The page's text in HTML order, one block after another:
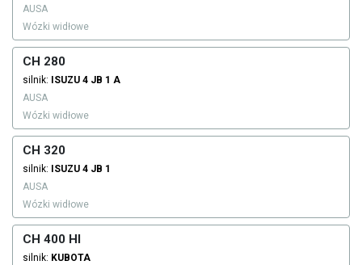
AUSA
Wózki widłowe
CH 280
silnik: ISUZU 4 JB 1 A
AUSA
Wózki widłowe
CH 320
silnik: ISUZU 4 JB 1
AUSA
Wózki widłowe
CH 400 HI
silnik: KUBOTA